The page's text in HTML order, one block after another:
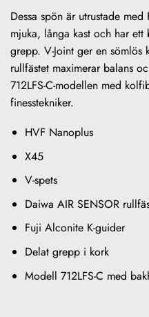
Dessa spön är utrustade
mjuka, långa kast och har
grepp. V-Joint ger en sömlös
rullfästet maximerar balans
712LFS-C-modellen med
finesstekniker.
HVF Nanoplus
X45
V-spets
Daiwa AIR SENSOR
Fuji Alconite K-guider
Delat grepp i kork
Modell 712LFS-C med